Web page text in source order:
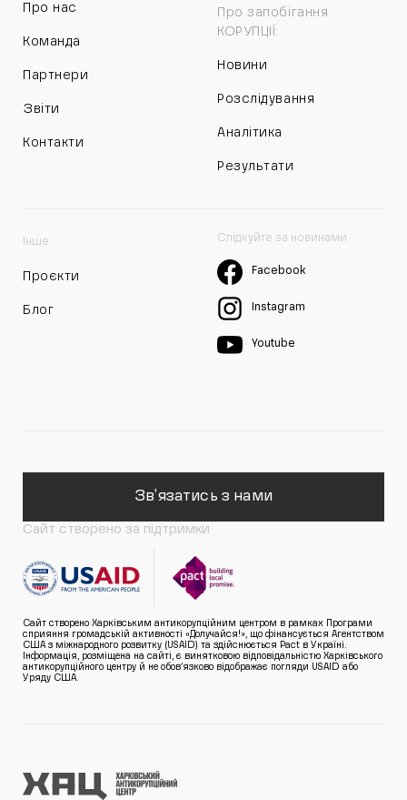
Про нас
Команда
Партнери
Звіти
Контакти
Про запобігання
КОРУПЦІЇ:
Новини
Розслідування
Аналітика
Результати
Інше
Проєкти
Блог
Слідкуйте за новинами
Facebook
Instagram
Youtube
Зв'язатись з нами
Сайт створено за підтримки
Сайт створено Харківським антикорупційним центром в рамках Програми
сприяння громадській активності «Долучайся!», що фінансується Агентством
США з міжнародного розвитку (USAID) та здійснюється Pact в Україні.
Інформація, розміщена на сайті, є винятковою відповідальністю Харківського
антикорупційного центру й не обов’язково відображає погляди USAID або
Уряду США.